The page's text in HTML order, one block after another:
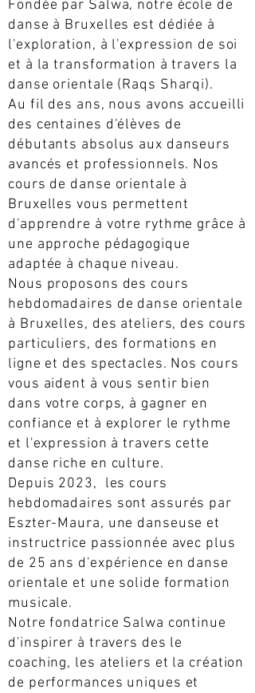
Fondée par Salwa, notre école de
danse à Bruxelles est dédiée à
l'exploration, à l'expression de soi
et à la transformation à travers la
danse orientale (Raqs Sharqi).
Au fil des ans, nous avons accueilli
des centaines d'élèves de
débutants absolus aux danseurs
avancés et professionnels. Nos
cours de danse orientale à
Bruxelles vous permettent
d'apprendre à votre rythme grâce à
une approche pédagogique
adaptée à chaque niveau.
Nous proposons des cours
hebdomadaires de danse orientale
à Bruxelles, des ateliers, des cours
particuliers, des formations en
ligne et des spectacles. Nos cours
vous aident à vous sentir bien
dans votre corps, à gagner en
confiance et à explorer le rythme
et l'expression à travers cette
danse riche en culture.
Depuis 2023, les cours
hebdomadaires sont assurés par
Eszter-Maura, une danseuse et
instructrice passionnée avec plus
de 25 ans d'expérience en danse
orientale et une solide formation
musicale.
Notre fondatrice Salwa continue
d'inspirer à travers des le
coaching, les ateliers et la création
de performances uniques et